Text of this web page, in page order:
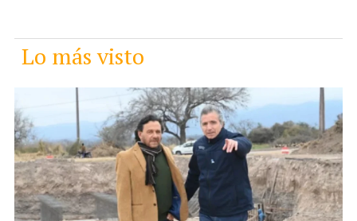
Lo más visto